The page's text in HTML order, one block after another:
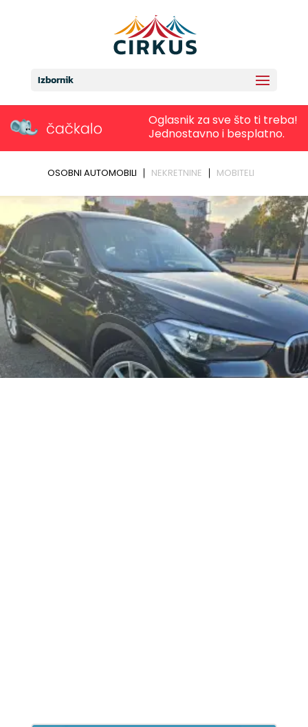
Izbornik